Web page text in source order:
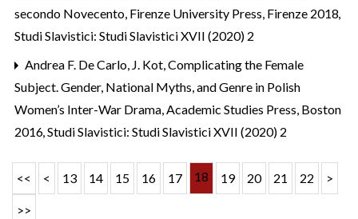
secondo Novecento, Firenze University Press, Firenze 2018,
Studi Slavistici: Studi Slavistici XVII (2020) 2
Andrea F. De Carlo, J. Kot, Complicating the Female
Subject. Gender, National Myths, and Genre in Polish
Women’s Inter-War Drama, Academic Studies Press, Boston
2016,Studi Slavistici: Studi Slavistici XVII (2020) 2
<< < 13 14 15 16 17 18 19 20 21 22 >
>>